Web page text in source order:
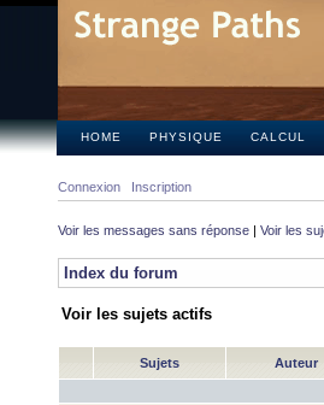
HOME PHYSIQUE CALCUL
Connexion Inscription
Voir les messages sans réponse | Voir les
Index du forum
Voir les sujets actifs
Sujets Auteur